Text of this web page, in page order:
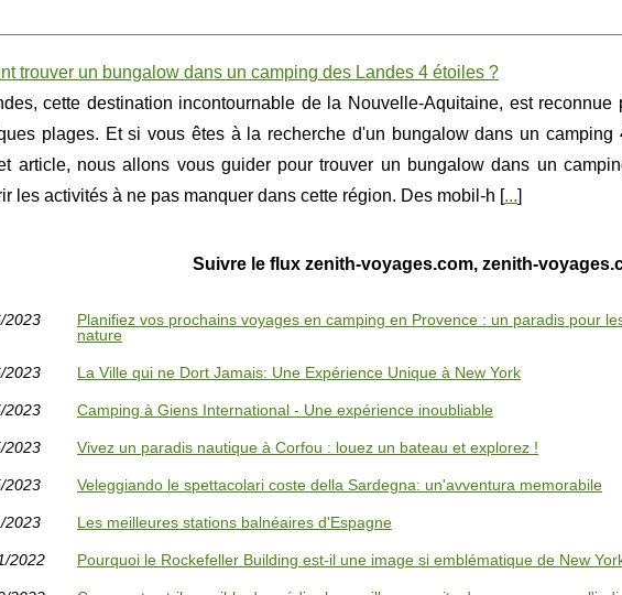
trouver un bungalow dans un camping des Landes 4 étoiles ?
cette destination incontournable de la Nouvelle-Aquitaine, est
plages. Et si vous êtes à la recherche d'un bungalow dans un
article, nous allons vous guider pour trouver un bungalow dans un
les activités à ne pas manquer dans cette région. Des mobil-h [...]
Suivre le flux zenith-voyages.com, zenith-
2023
Planifiez vos prochains voyages en camping en Provence : un paradis pour
nature
2023 La Ville qui ne Dort Jamais: Une Expérience Unique à New York
2023 Camping à Giens International - Une expérience inoubliable
2023 Vivez un paradis nautique à Corfou : louez un bateau et explorez !
2023 Veleggiando le spettacolari coste della Sardegna: un'avventura memorabile
2023 Les meilleures stations balnéaires d'Espagne
2022 Pourquoi le Rockefeller Building est-il une image si emblématique de New